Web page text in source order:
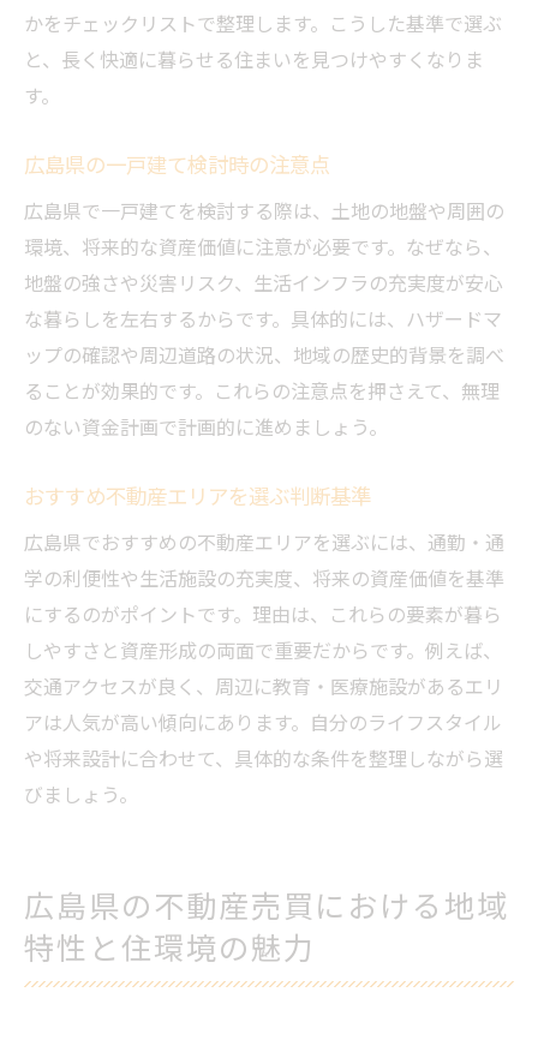
かをチェックリストで整理します。こうした基準で選ぶ
と、長く快適に暮らせる住まいを見つけやすくなりま
す。
広島県の一戸建て検討時の注意点
広島県で一戸建てを検討する際は、土地の地盤や周囲の
環境、将来的な資産価値に注意が必要です。なぜなら、
地盤の強さや災害リスク、生活インフラの充実度が安心
な暮らしを左右するからです。具体的には、ハザードマ
ップの確認や周辺道路の状況、地域の歴史的背景を調べ
ることが効果的です。これらの注意点を押さえて、無理
のない資金計画で計画的に進めましょう。
おすすめ不動産エリアを選ぶ判断基準
広島県でおすすめの不動産エリアを選ぶには、通勤・通
学の利便性や生活施設の充実度、将来の資産価値を基準
にするのがポイントです。理由は、これらの要素が暮ら
しやすさと資産形成の両面で重要だからです。例えば、
交通アクセスが良く、周辺に教育・医療施設があるエリ
アは人気が高い傾向にあります。自分のライフスタイル
や将来設計に合わせて、具体的な条件を整理しながら選
びましょう。
広島県の不動産売買における地域
特性と住環境の魅力